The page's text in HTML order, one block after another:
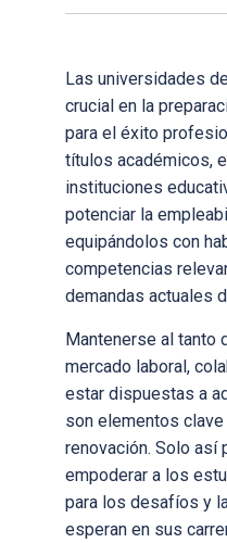
Las universidades
crucial en la
para el éxito
títulos académicos,
instituciones
potenciar la
equipándolos con
competencias
demandas actuales
Mantenerse al tanto
mercado laboral,
estar dispuestas a
son elementos
renovación. Solo así
empoderar a los
para los desafíos y
esperan en sus